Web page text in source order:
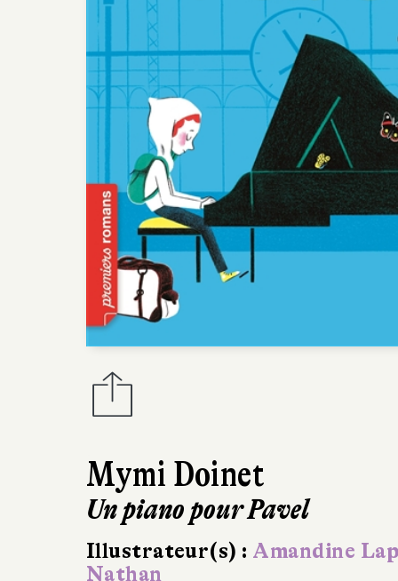
Mymi Doinet
Un piano pour Pavel
Illustrateur(s) : Amandine
Nathan